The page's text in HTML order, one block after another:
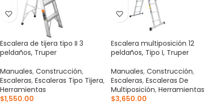
Escalera de tijera tipo II 3
peldaños, Truper
Manuales, Construcción,
Escaleras, Escaleras Tipo Tijera,
Herramientas
$1,550.00
Escalera multiposición 12
peldaños, Tipo I, Truper
Manuales, Construcción,
Escaleras, Escaleras De
Multiposición, Herramientas
$3,650.00